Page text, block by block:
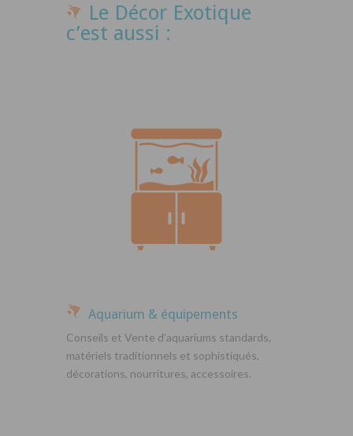
Le Décor Exotique
c’est aussi :
Aquarium & équipements
Conseils et Vente d’aquariums standards,
matériels traditionnels et sophistiqués,
décorations, nourritures, accessoires.